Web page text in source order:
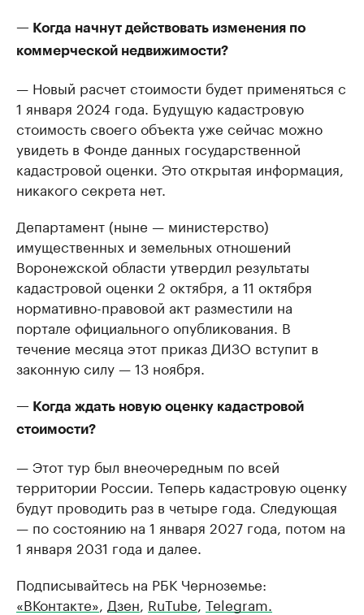
— Когда начнут действовать изменения по
коммерческой недвижимости?
— Новый расчет стоимости будет применяться с
1 января 2024 года. Будущую кадастровую
стоимость своего объекта уже сейчас можно
увидеть в Фонде данных государственной
кадастровой оценки. Это открытая информация,
никакого секрета нет.
Департамент (ныне — министерство)
имущественных и земельных отношений
Воронежской области утвердил результаты
кадастровой оценки 2 октября, а 11 октября
нормативно-правовой акт разместили на
портале официального опубликования. В
течение месяца этот приказ ДИЗО вступит в
законную силу — 13 ноября.
— Когда ждать новую оценку кадастровой
стоимости?
— Этот тур был внеочередным по всей
территории России. Теперь кадастровую оценку
будут проводить раз в четыре года. Следующая
— по состоянию на 1 января 2027 года, потом на
1 января 2031 года и далее.
Подписывайтесь на РБК Черноземье:
«ВКонтакте» Дзен RuTube Telegram.